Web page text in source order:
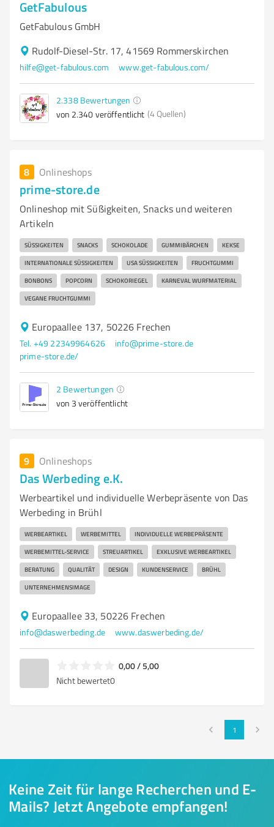
GetFabulous
GetFabulous GmbH
Rudolf-Diesel-Str. 17, 41569 Rommerskirchen
hilfe@get-fabulous.com www.get-fabulous.com/
2.338 Bewertungen
von 2.340 veröffentlicht (4 Quellen)
8 Onlineshops
prime-store.de
Onlineshop mit Süßigkeiten, Snacks und weiteren
Artikeln
SÜSSIGKEITEN SNACKS SCHOKOLADE GUMMIBÄRCHEN KEKSE
INTERNATIONALE SÜSSIGKEITEN USA SÜSSIGKEITEN FRUCHTGUMMI
BONBONS POPCORN SCHOKORIEGEL KARNEVAL WURFMATERIAL
VEGANE FRUCHTGUMMI
Europaallee 137, 50226 Frechen
Tel. +49 22349964626
info@prime-store.de
prime-store.de/
2 Bewertungen
von 3 veröffentlicht
9 Onlineshops
Das Werbeding e.K.
Werbeartikel und individuelle Werbepräsente von Das
Werbeding in Brühl
WERBEARTIKEL WERBEMITTEL INDIVIDUELLE WERBEPRÄSENTE
WERBEMITTEL-SERVICE STREUARTIKEL EXKLUSIVE WERBEARTIKEL
BERATUNG QUALITÄT DESIGN KUNDENSERVICE BRÜHL
UNTERNEHMENSIMAGE
Europaallee 33, 50226 Frechen
info@daswerbeding.de www.daswerbeding.de/
0,00 / 5,00
Nicht bewertet0
1
Keine Zeit für lange Recherchen und E-
Mails? Jetzt Angebote empfangen!